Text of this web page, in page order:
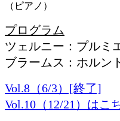
（ピアノ）
プログラム
ツェルニー：プルミ
ブラームス：ホルン
Vol.8（6/3）[終了]
Vol.10（12/21）はこ